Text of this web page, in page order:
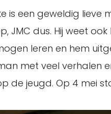
is een geweldig
dus. Hij weet
leren en hem
met veel verhalen
de jeugd. Op 4 mei